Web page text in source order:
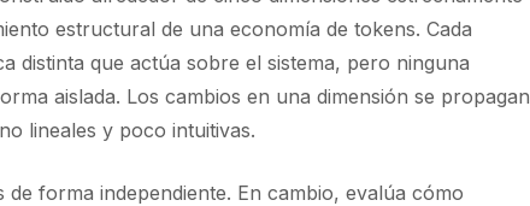
estructural de una economía de tokens. Cada
distinta que actúa sobre el sistema, pero ninguna
aislada. Los cambios en una dimensión se propagan
lineales y poco intuitivas.
forma independiente. En cambio, evalúa cómo